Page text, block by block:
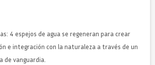
4 espejos de agua se regeneran para crear
e integración con la naturaleza a través de un
de vanguardia.